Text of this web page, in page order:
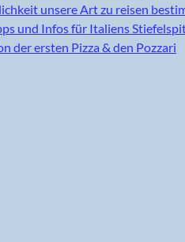
unsere Art zu reisen
und Infos für Italiens
der ersten Pizza & den Pozzari